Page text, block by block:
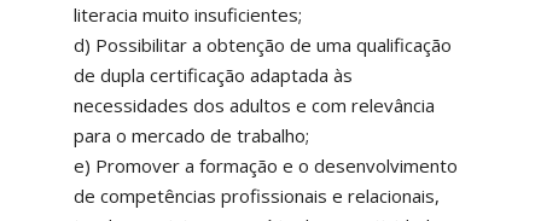
literacia muito insuficientes;
d) Possibilitar a obtenção de uma qualificação
de dupla certificação adaptada às
necessidades dos adultos e com relevância
para o mercado de trabalho;
e) Promover a formação e o desenvolvimento
de competências profissionais e relacionais,